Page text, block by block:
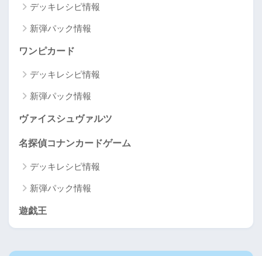
デッキレシピ情報
新弾パック情報
ワンピカード
デッキレシピ情報
新弾パック情報
ヴァイスシュヴァルツ
名探偵コナンカードゲーム
デッキレシピ情報
新弾パック情報
遊戯王